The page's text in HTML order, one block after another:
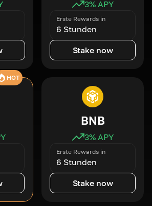
3% APY
Erste Rewards in
6 Stunden
Stake now
HOT
BNB
3% APY
Erste Rewards in
6 Stunden
Stake now